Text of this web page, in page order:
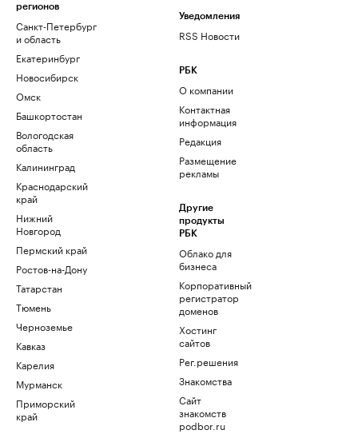
регионов
Санкт-Петербург
и область
Екатеринбург
Новосибирск
Омск
Башкортостан
Вологодская
область
Калининград
Краснодарский
край
Нижний
Новгород
Пермский край
Ростов-на-Дону
Татарстан
Тюмень
Черноземье
Кавказ
Карелия
Мурманск
Приморский
край
Уведомления
RSS Новости
РБК
О компании
Контактная
информация
Редакция
Размещение
рекламы
Другие
продукты
РБК
Облако для
бизнеса
Корпоративный
регистратор
доменов
Хостинг
сайтов
Рег.решения
Знакомства
Сайт
знакомств
podbor.ru